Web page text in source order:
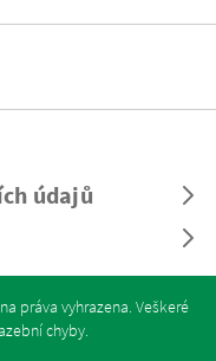
údajů
práva vyhrazena. Veškeré
chyby.